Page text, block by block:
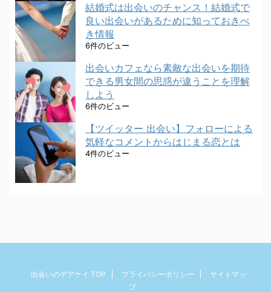
結婚式は出会いのチャンス！結婚式で
良い出会いがあるために知っておきべ
き情報
6件のビュー
出会いカフェなら素敵な出会いを期待
できる男女間の思惑が違うことを理解
しよう
6件のビュー
【ツイッター 出会い】フォローによる
気軽なコメントからはじまる恋とは
4件のビュー
出会いのデアケイ TOP プライバシーポリシー
サイトマッ
プ